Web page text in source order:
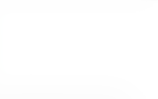
national corporation and a global